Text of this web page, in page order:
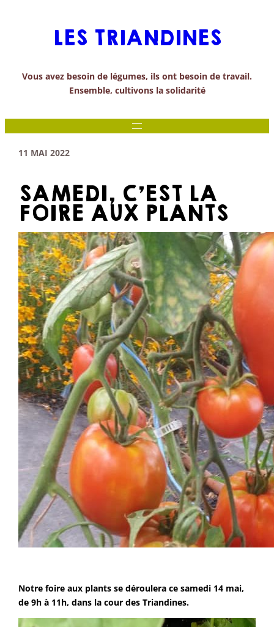
LES TRIANDINES
Vous avez besoin de légumes, ils ont besoin de travail.
Ensemble, cultivons la solidarité
11 MAI 2022
SAMEDI, C’EST LA
FOIRE AUX PLANTS
Notre foire aux plants se déroulera ce samedi 14 mai,
de 9h à 11h, dans la cour des Triandines.